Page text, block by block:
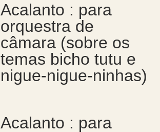
Acalanto : para
orquestra de
câmara (sobre os
temas bicho tutu e
nigue-nigue-ninhas)
Acalanto : para